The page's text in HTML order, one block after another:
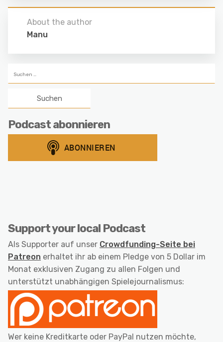
About the author
Manu
nach:
Podcast abonnieren
Support your local Podcast
Als Supporter auf unser Crowdfunding-Seite bei
Patreon erhaltet ihr ab einem Pledge von 5 Dollar im
Monat exklusiven Zugang zu allen Folgen und
unterstützt unabhängigen Spielejournalismus:
Wer keine Kreditkarte oder PayPal nutzen möchte,